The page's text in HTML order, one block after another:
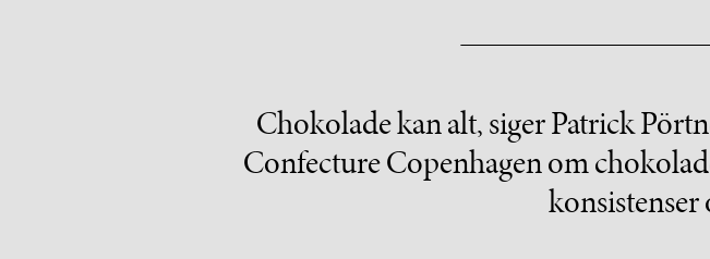
Chokolade kan alt, siger Patrick
Confecture Copenhagen om